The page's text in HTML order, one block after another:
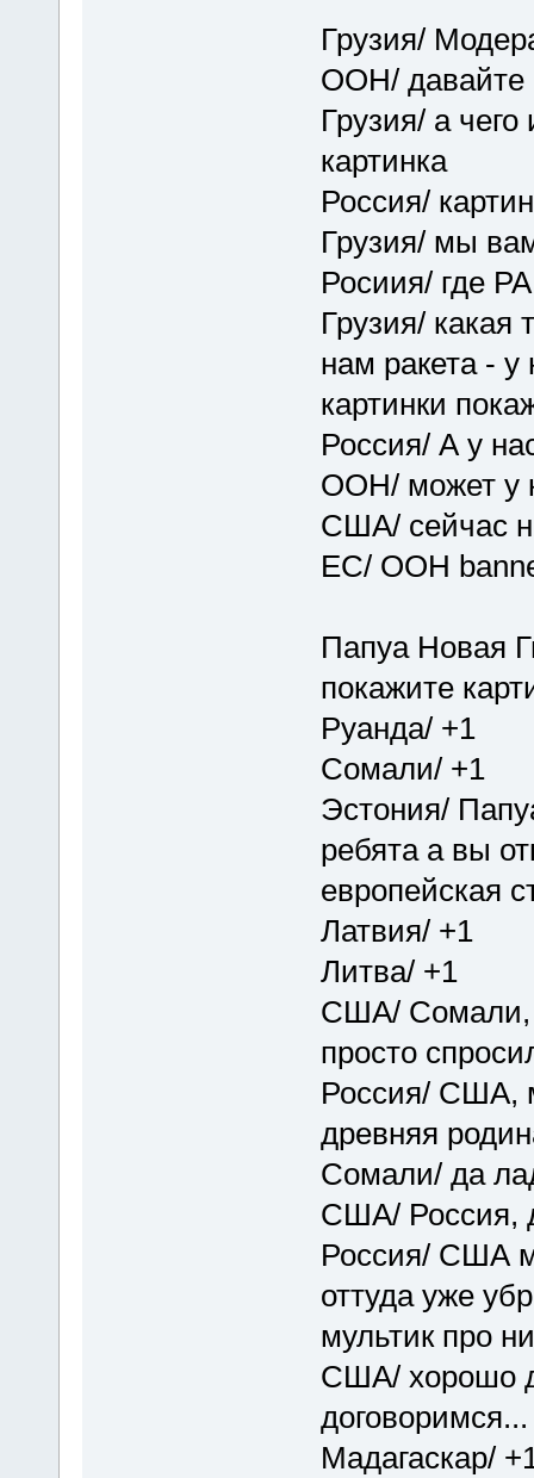
Грузия/
ООН/ давайте
Грузия/ а чего
картинка
Россия/
Грузия/ мы
Росиия/ где
Грузия/ какая
нам ракета -
картинки
Россия/ А у
ООН/ может у
США/ сейчас
ЕС/ ООН
Папуа Новая
покажите
Руанда/ +1
Сомали/ +1
Эстония/
ребята а вы
европейская
Латвия/ +1
Литва/ +1
США/ Сомали,
просто
Россия/ США,
древняя
Сомали/ да
США/ Россия,
Россия/ США
оттуда уже
мультик про
США/ хорошо
договоримся...
Мадагаскар/